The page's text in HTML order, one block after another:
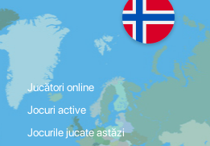
Jucători online
Jocuri active
Jocurile jucate astăzi